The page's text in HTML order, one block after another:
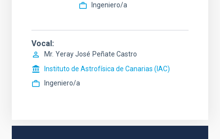
Ingeniero/a
Vocal
Mr. Yeray José Peñate Castro
Instituto de Astrofísica de Canarias (IAC)
Ingeniero/a